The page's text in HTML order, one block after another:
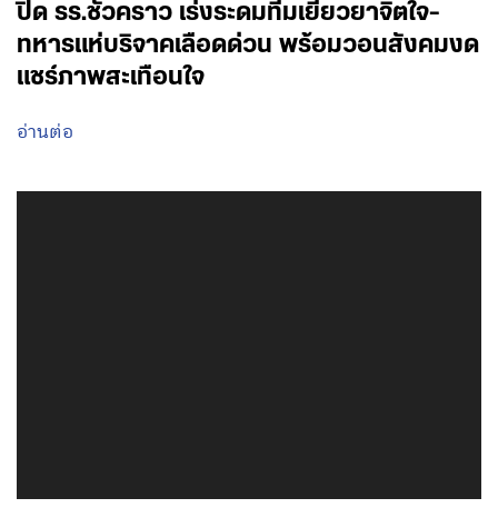
ปิด รร.ชั่วคราว เร่งระดมทีมเยียวยาจิตใจ-
ทหารแห่บริจาคเลือดด่วน พร้อมวอนสังคมงด
แชร์ภาพสะเทือนใจ
อ่านต่อ